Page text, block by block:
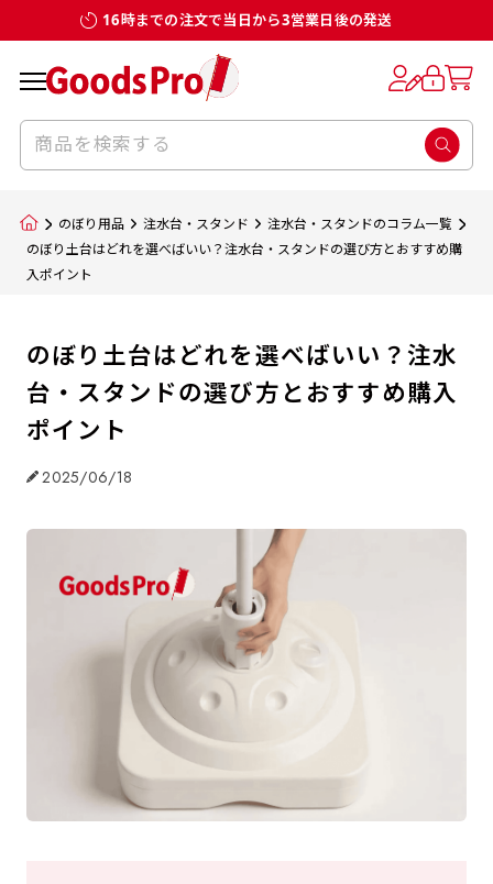
16時までの注文で当日から3営業日後の発送
のぼり用品 注水台・スタンド
注水台・スタンドのコラム一覧
のぼり土台はどれを選べばいい？注水台・スタンドの選び方とおすすめ購
入ポイント
のぼり土台はどれを選べばいい？注水
台・スタンドの選び方とおすすめ購入
ポイント
2025/06/18